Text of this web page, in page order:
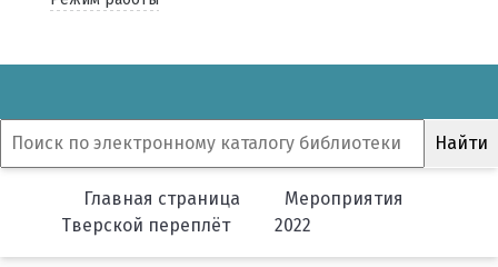
Главная страница
Мероприятия
Тверской переплёт
2022